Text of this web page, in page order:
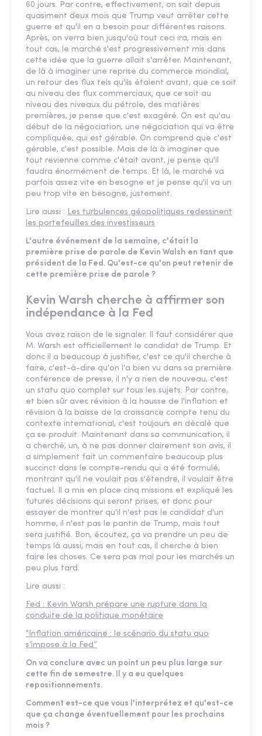
60 jours. Par contre, effectivement, on sait depuis
quasiment deux mois que Trump veut arrêter cette
guerre et qu'il en a besoin pour différentes raisons.
Après, on verra bien jusqu'où tout ceci ira, mais en
tout cas, le marché s'est progressivement mis dans
cette idée que la guerre allait s'arrêter. Maintenant,
de là à imaginer une reprise du commerce mondial,
un retour des flux tels qu'ils étaient avant, que ce soit
au niveau des flux commerciaux, que ce soit au
niveau des niveaux du pétrole, des matières
premières, je pense que c'est exagéré. On est qu'au
début de la négociation, une négociation qui va être
compliquée, qui est gérable. On comprend que c'est
gérable, c'est possible. Mais de là à imaginer que
tout revienne comme c'était avant, je pense qu'il
faudra énormément de temps. Et là, le marché va
parfois assez vite en besogne et je pense qu'il va un
peu trop vite en besogne, justement.
Lire aussi : Les turbulences géopolitiques redessinent
les portefeuilles des investisseurs
L'autre événement de la semaine, c'était la
première prise de parole de Kevin Walsh en tant que
président de la Fed. Qu'est-ce qu'on peut retenir de
cette première prise de parole ?
Kevin Warsh cherche à affirmer son
indépendance à la Fed
Vous avez raison de le signaler. Il faut considérer que
M. Warsh est officiellement le candidat de Trump. Et
donc il a beaucoup à justifier, c'est ce qu'il cherche à
faire, c'est-à-dire qu'on l'a bien vu dans sa première
conférence de presse, il n'y a rien de nouveau, c'est
un statu quo complet sur tous les sujets. Par contre,
et bien sûr avec révision à la hausse de l'inflation et
révision à la baisse de la croissance compte tenu du
contexte international, c'est toujours en décalé que
ça se produit. Maintenant dans sa communication, il
a cherché, un, à ne pas donner clairement son avis, il
a simplement fait un commentaire beaucoup plus
succinct dans le compte-rendu qui a été formulé,
montrant qu'il ne voulait pas s'étendre, il voulait être
factuel. Il a mis en place cinq missions et expliqué les
futures décisions qui seront prises, et donc pour
essayer de montrer qu'il n'est pas le candidat d'un
homme, il n'est pas le pantin de Trump, mais tout
sera justifié. Bon, écoutez, ça va prendre un peu de
temps là aussi, mais en tout cas, il cherche à bien
faire les choses. Ce sera pas mal pour les marchés un
peu plus tard.
Lire aussi :
Fed : Kevin Warsh prépare une rupture dans la
conduite de la politique monétaire
“Inflation américaine : le scénario du statu quo
s’impose à la Fed”
On va conclure avec un point un peu plus large sur
cette fin de semestre. Il y a eu quelques
repositionnements.
Comment est-ce que vous l'interprétez et qu'est-ce
que ça change éventuellement pour les prochains
mois ?